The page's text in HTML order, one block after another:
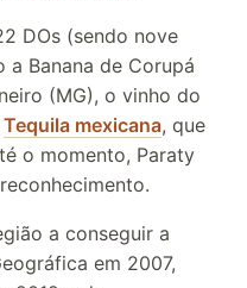
DOs (sendo nove
a Banana de Corupá
(MG), o vinho do
Tequila mexicana, que
o momento, Paraty
a conseguir a
em 2007,